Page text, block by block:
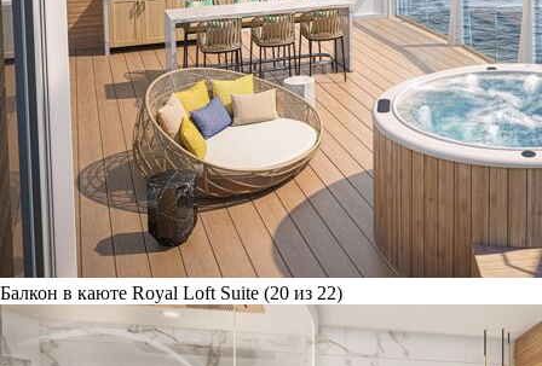
Балкон в каюте Royal Loft Suite (20 из 22)